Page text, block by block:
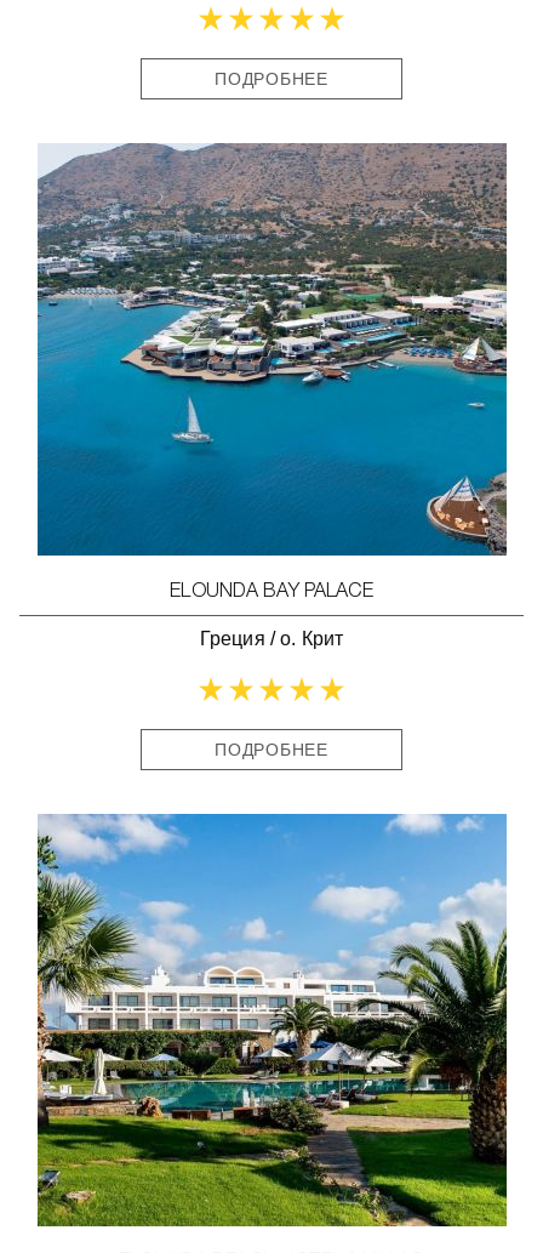
ПОДРОБНЕЕ
ELOUNDA BAY PALACE
Греция /о. Крит
ПОДРОБНЕЕ